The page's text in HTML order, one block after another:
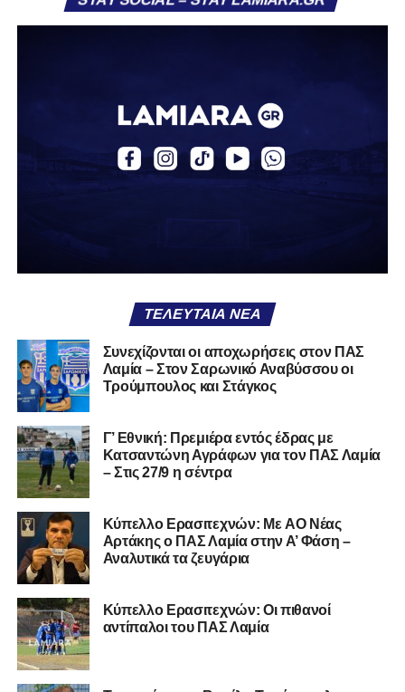
Στην πρώτη του σεζόν στην ΑΕΚ, σημείωσε τρία γκολ
εμπειρίες, καταγράφοντας δύο γκολ και δύο ασίστ σε
20 αγώνες. Σε διεθνές επίπεδο, ο Κοντονίκος φόρεσε τη
φανέλα της Εθνικής Ελλάδας Κ19, μετρώντας 10
συμμετοχές και δύο γκολ.
Καλωσήρθες, Βασίλη».
υπόλοιπο κόσμο. Ακολουθήστε το lamiara.gr στο
μαθαίνετε σε χρόνο dt όλα τα νέα.
ΤΕΛΕΥΤΑΊΑ ΝΈΑ
Συνεχίζονται οι αποχωρήσεις στον ΠΑΣ
Λαμία – Στον Σαρωνικό Αναβύσσου οι
Τρούμπουλος και Στάγκος
Γ’ Εθνική: Πρεμιέρα εντός έδρας με
Κατσαντώνη Αγράφων για τον ΠΑΣ Λαμία
– Στις 27/9 η σέντρα
Kύπελλο Ερασιτεχνών: Με AO Nέας
Αρτάκης ο ΠΑΣ Λαμία στην Α’ Φάση –
Αναλυτικά τα ζευγάρια
Κύπελλο Ερασιτεχνών: Οι πιθανοί
αντίπαλοι του ΠΑΣ Λαμία